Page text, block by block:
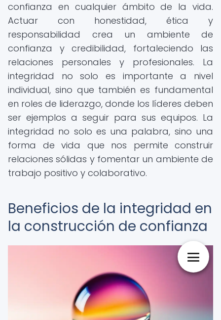
confianza en cualquier ámbito de la vida.
Actuar con honestidad, ética y
responsabilidad crea un ambiente de
confianza y credibilidad, fortaleciendo las
relaciones personales y profesionales. La
integridad no solo es importante a nivel
individual, sino que también es fundamental
en roles de liderazgo, donde los líderes deben
ser ejemplos a seguir para sus equipos. La
integridad no solo es una palabra, sino una
forma de vida que nos permite construir
relaciones sólidas y fomentar un ambiente de
trabajo positivo y colaborativo.
Beneficios de la integridad en
la construcción de confianza